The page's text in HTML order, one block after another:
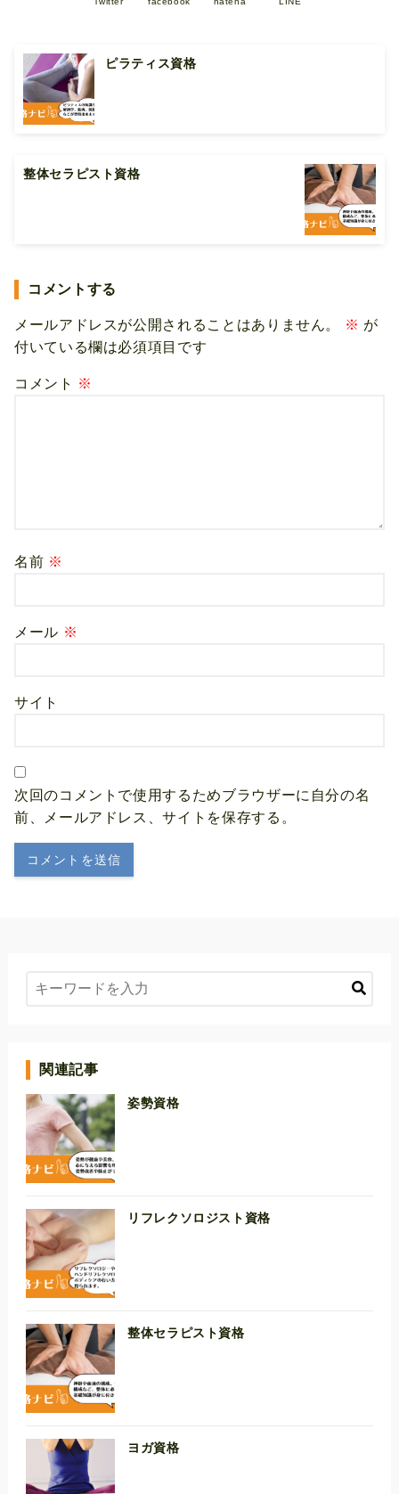
ピラティス資格
整体セラピスト資格
コメントする
メールアドレスが公開されることはありません。 ※ が
付いている欄は必須項目です
コメント ※
名前 ※
メール ※
サイト
次回のコメントで使用するためブラウザーに自分の名
前、メールアドレス、サイトを保存する。
関連記事
姿勢資格
リフレクソロジスト資格
整体セラピスト資格
ヨガ資格